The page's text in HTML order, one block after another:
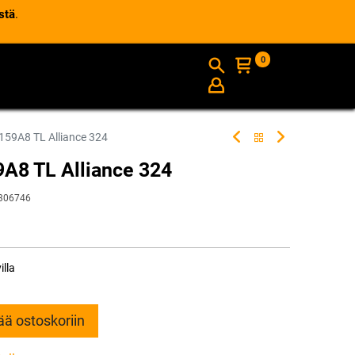
.
INFO
0
TL Alliance 324
TL Alliance 324
ostoskoriin